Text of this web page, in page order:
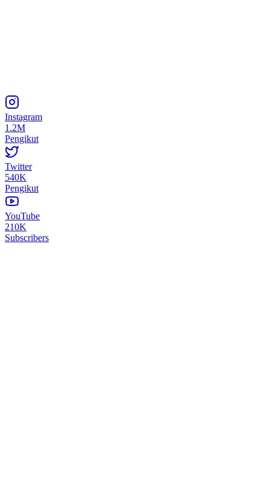
Instagram
1.2M
Pengikut
Twitter
540K
Pengikut
YouTube
210K
Subscribers